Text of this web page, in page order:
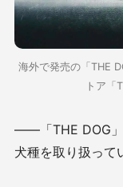
海外で発売の「THE
トア「
――「THE DOG」
犬種を取り扱って